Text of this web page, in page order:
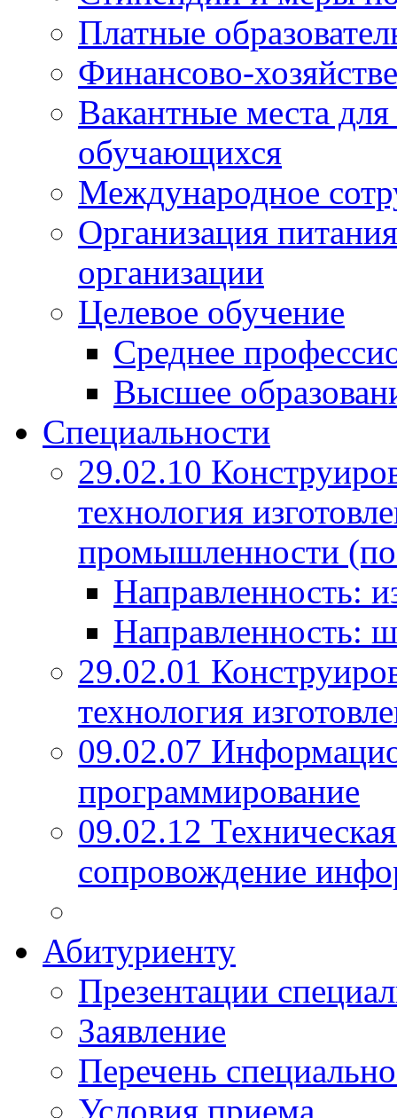
Платные
Финансово-
Вакантные места
обучающихся
Международное
Организация
организации
Целевое обучение
Среднее
Высшее
Специальности
29.02.10
технология
промышленности
Направленность:
Направленность:
29.02.01
технология
09.02.07
программирование
09.02.12
сопровождение
Абитуриенту
Презентации
Заявление
Перечень